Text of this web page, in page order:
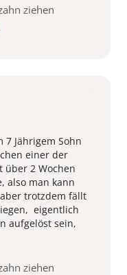
ziehen
7 Jährigem Sohn
einer der
über 2 Wochen
also man kann
trotzdem fällt
eigentlich
aufgelöst sein,
ziehen